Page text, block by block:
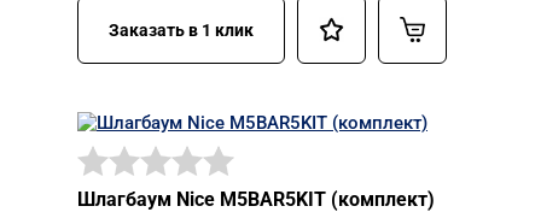
Заказать в 1 клик
Шлагбаум Nice M5BAR5KIT (комплект)